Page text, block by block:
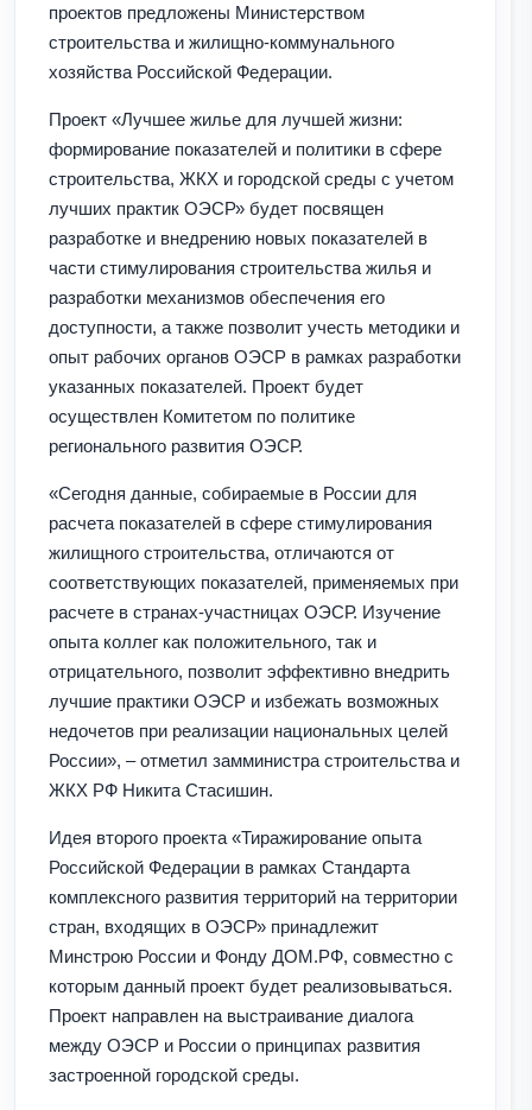
проектов предложены Министерством
строительства и жилищно-коммунального
хозяйства Российской Федерации.
Проект «Лучшее жилье для лучшей жизни:
формирование показателей и политики в сфере
строительства, ЖКХ и городской среды с учетом
лучших практик ОЭСР» будет посвящен
разработке и внедрению новых показателей в
части стимулирования строительства жилья и
разработки механизмов обеспечения его
доступности, а также позволит учесть методики и
опыт рабочих органов ОЭСР в рамках разработки
указанных показателей. Проект будет
осуществлен Комитетом по политике
регионального развития ОЭСР.
«Сегодня данные, собираемые в России для
расчета показателей в сфере стимулирования
жилищного строительства, отличаются от
соответствующих показателей, применяемых при
расчете в странах-участницах ОЭСР. Изучение
опыта коллег как положительного, так и
отрицательного, позволит эффективно внедрить
лучшие практики ОЭСР и избежать возможных
недочетов при реализации национальных целей
России», – отметил замминистра строительства и
ЖКХ РФ Никита Стасишин.
Идея второго проекта «Тиражирование опыта
Российской Федерации в рамках Стандарта
комплексного развития территорий на территории
стран, входящих в ОЭСР» принадлежит
Минстрою России и Фонду ДОМ.РФ, совместно с
которым данный проект будет реализовываться.
Проект направлен на выстраивание диалога
между ОЭСР и России о принципах развития
застроенной городской среды.